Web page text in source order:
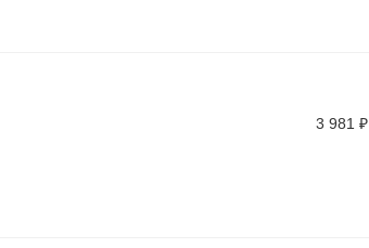
3 981 ₽